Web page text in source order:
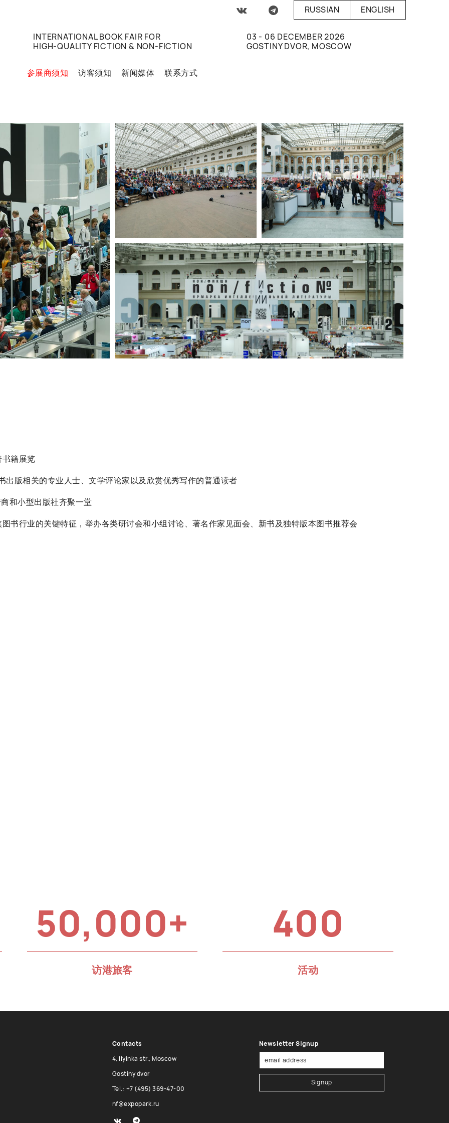
RUSSIAN ENGLISH
INTERNATIONAL BOOK FAIR FOR
HIGH-QUALITY FICTION & NON-FICTION
03 - 06 DECEMBER 2026
GOSTINY DVOR, MOSCOW
参展商须知 访客须知 新闻媒体 联系方式
籍展览
相关的专业人士、文学评论家以及欣赏优秀写作的普通读者
和小型出版社齐聚一堂
行业的关键特征，举办各类研讨会和小组讨论、著名作家见面会、新书及独特版本图书推荐会
50,000+
访港旅客
400
活动
Contacts
4, Ilyinka str., Moscow
Gostiny dvor
Tel.: +7 (495) 369-47-00
nf@expopark.ru
Newsletter Signup
Signup